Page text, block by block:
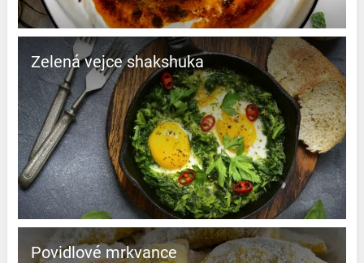
Zelená vejce shakshuka
Povidlové mrkvance